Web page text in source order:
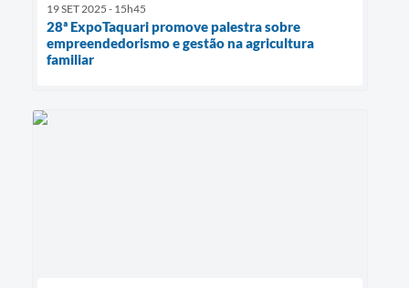
19 SET 2025 - 15h45
28ª ExpoTaquari promove palestra sobre
empreendedorismo e gestão na agricultura
familiar